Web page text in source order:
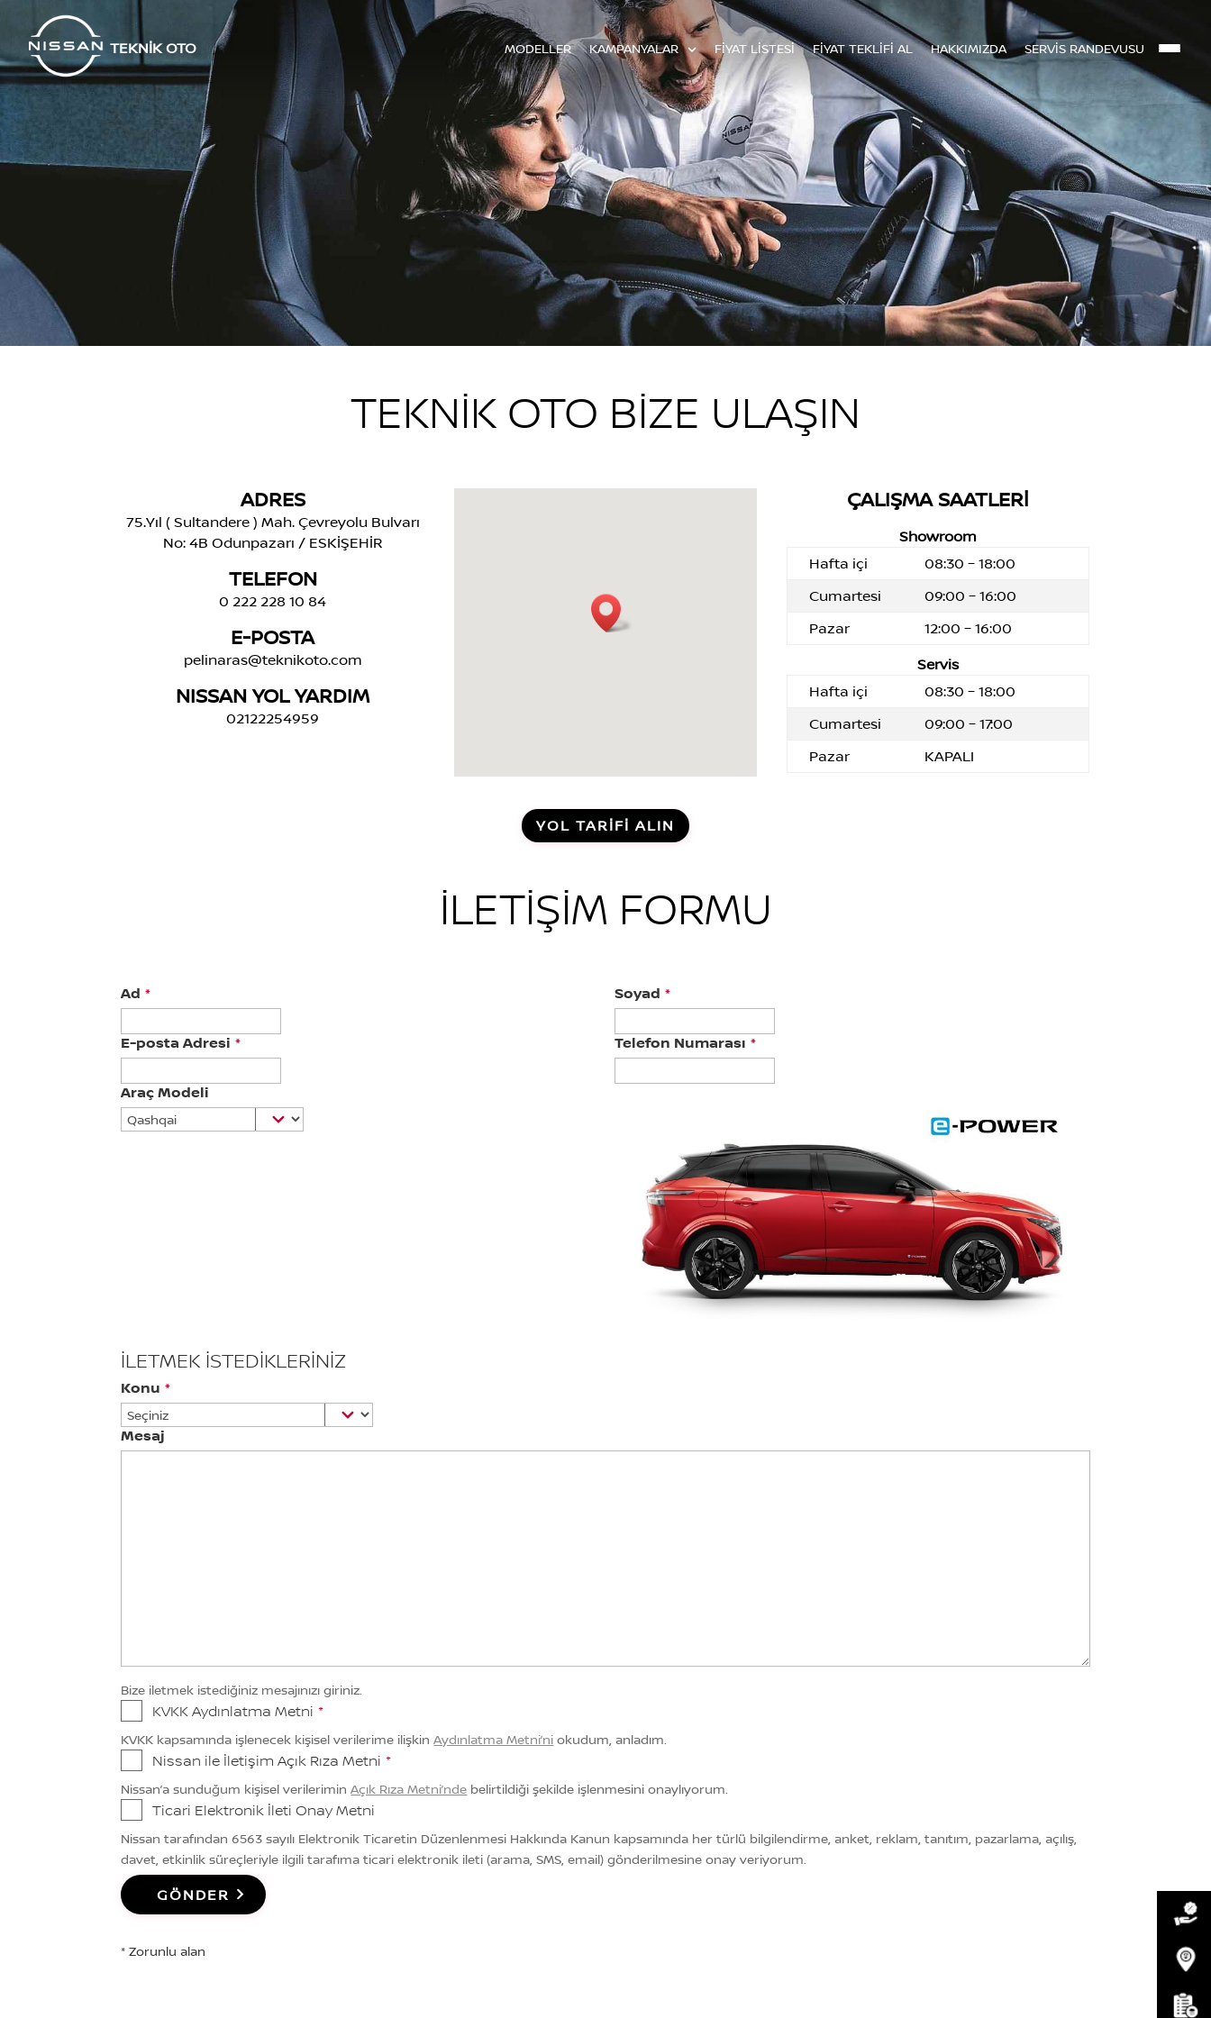
TEKNİK OTO MODELLER KAMPANYALAR FİYAT LİSTESİ FİYAT TEKLİFİ AL HAKKIMIZDA SERVİS RANDEVUSU
TEKNİK OTO BİZE ULAŞIN
ADRES
75.Yıl ( Sultandere ) Mah. Çevreyolu Bulvarı
No: 4B Odunpazarı / ESKİŞEHİR
TELEFON
0 222 228 10 84
E-POSTA
pelinaras@teknikoto.com
NISSAN YOL YARDIM
02122254959
YOL TARİFİ ALIN
ÇALIŞMA SAATLERİ
Showroom
Hafta içi
08:30 – 18:00
Cumartesi
09:00 – 16:00
Pazar
12:00 – 16:00
Servis
Hafta içi
08:30 – 18:00
Cumartesi
09:00 – 17:00
Pazar
KAPALI
İLETİŞİM FORMU
Ad * Soyad *
E-posta Adresi * Telefon Numarası *
Araç Modeli
İLETMEK İSTEDIKLERINIZ
Konu *
Mesaj
Bize iletmek istediğiniz mesajınızı giriniz.
KVKK Aydınlatma Metni *
KVKK kapsamında işlenecek kişisel verilerime ilişkinAydınlatma Metni’ni okudum, anladım.
Nissan ile İletişim Açık Rıza Metni *
Nissan’a sunduğum kişisel verileriminAçık Rıza Metni’nde belirtildiği şekilde işlenmesini onaylıyorum.
Ticari Elektronik İleti Onay Metni
Nissan tarafından 6563 sayılı Elektronik Ticaretin Düzenlenmesi Hakkında Kanun kapsamında her türlü bilgilendirme, anket, reklam, tanıtım, pazarlama, açılış,
davet, etkinlik süreçleriyle ilgili tarafıma ticari elektronik ileti (arama, SMS, email) gönderilmesine onay veriyorum.
GÖNDER